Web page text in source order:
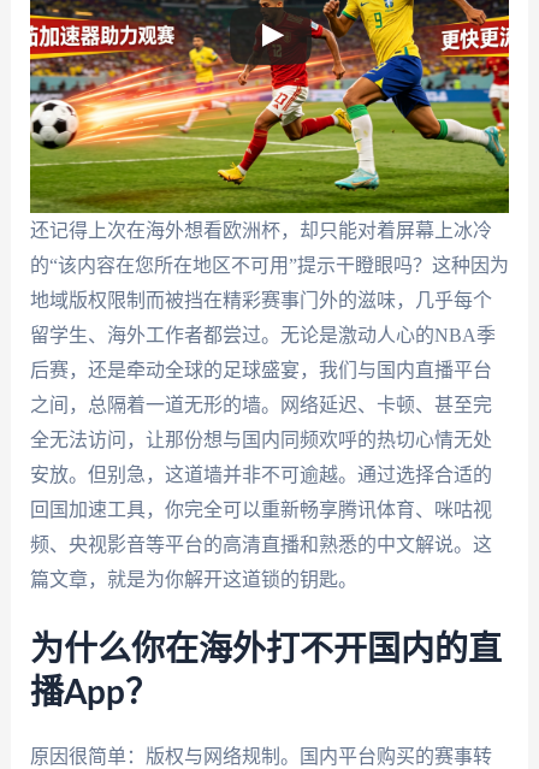
还记得上次在海外想看欧洲杯，却只能对着屏幕上冰冷
的“该内容在您所在地区不可用”提示干瞪眼吗？这种因为
地域版权限制而被挡在精彩赛事门外的滋味，几乎每个
留学生、海外工作者都尝过。无论是激动人心的NBA季
后赛，还是牵动全球的足球盛宴，我们与国内直播平台
之间，总隔着一道无形的墙。网络延迟、卡顿、甚至完
全无法访问，让那份想与国内同频欢呼的热切心情无处
安放。但别急，这道墙并非不可逾越。通过选择合适的
回国加速工具，你完全可以重新畅享腾讯体育、咪咕视
频、央视影音等平台的高清直播和熟悉的中文解说。这
篇文章，就是为你解开这道锁的钥匙。
为什么你在海外打不开国内的直
播App？
原因很简单：版权与网络规制。国内平台购买的赛事转